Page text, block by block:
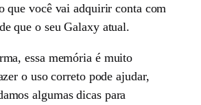
que você vai adquirir conta com
que o seu Galaxy atual.
essa memória é muito
o uso correto pode ajudar,
algumas dicas para